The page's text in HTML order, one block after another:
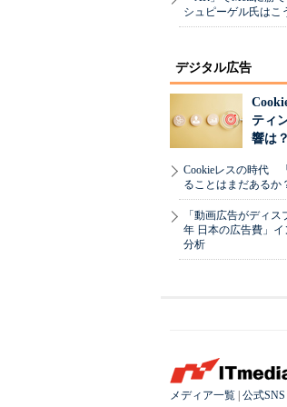
シュピーゲル氏はこ
デジタル広告
ティ
響は？
Cookieレスの時代
ることはまだあるか
「動画広告がディ
年 日本の広告費」
分析
メディア一覧 公式SNS